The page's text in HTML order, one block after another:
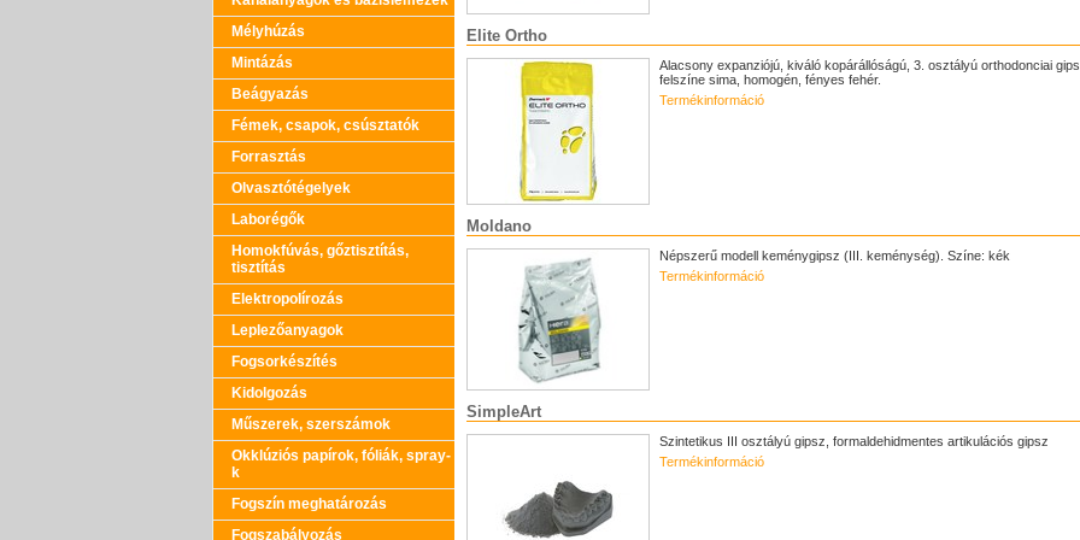
Mélyhúzás
Mintázás
Beágyazás
Fémek, csapok, csúsztatók
Forrasztás
Olvasztótégelyek
Laborégők
Homokfúvás, gőztisztítás,
tisztítás
Elektropolírozás
Leplezőanyagok
Fogsorkészítés
Kidolgozás
Műszerek, szerszámok
Okklúziós papírok, fóliák, spray-
k
Fogszín meghatározás
Fogszabályozás
Elite Ortho
Alacsony expanziójú, kiváló kopárállóságú, 3. osztályú orthodonciai
felszíne sima, homogén, fényes fehér.
Termékinformáció
Moldano
Népszerű modell keménygipsz (III. keménység). Színe: kék
Termékinformáció
SimpleArt
Szintetikus III osztályú gipsz, formaldehidmentes artikulációs gipsz
Termékinformáció